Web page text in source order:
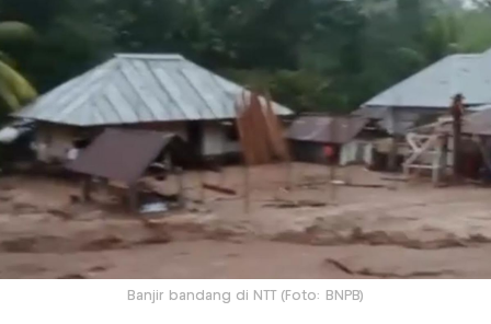
Banjir bandang di NTT (Foto: BNPB)